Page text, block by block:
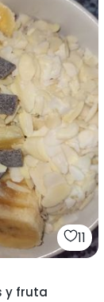
11
y fruta